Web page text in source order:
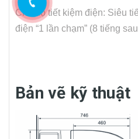
Chế độ tiết kiệm điện: Siêu
điện “1 lần chạm” (8 tiếng
Bản vẽ kỹ thuật